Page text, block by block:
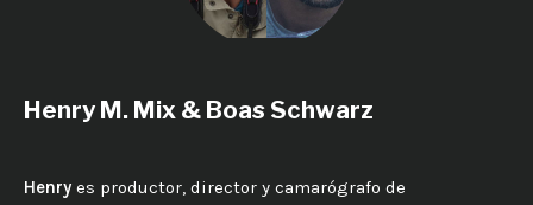
Henry M. Mix & Boas Schwarz
Henry es productor, director y camarógrafo de